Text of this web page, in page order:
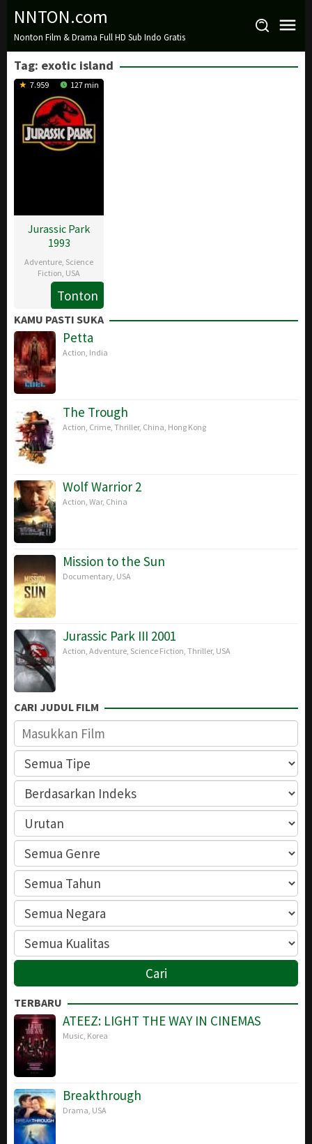
Loncat
konten
NNTON.com
Nonton Film & Drama Full HD Sub Indo Gratis
Tag: exotic island
7.959 127 min
Jurassic Park
1993
Adventure Science
Fiction USA
11
Jun
1993
Steven
Spielberg
Tonton
KAMU PASTI SUKA
Petta
Action India
The Trough
Action Crime Thriller, China Hong Kong
Wolf Warrior 2
Action War, China
Mission to the Sun
Documentary USA
Jurassic Park III 2001
Action Adventure Science Fiction Thriller, USA
CARI JUDUL FILM
TERBARU
ATEEZ: LIGHT THE WAY IN CINEMAS
Music Korea
Breakthrough
Drama USA